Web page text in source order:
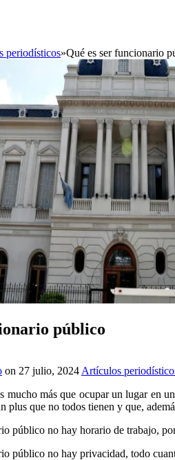
periodísticos»Qué es ser funcionario
público
on 27 julio, 2024 Artículos
mucho más que ocupar un lugar en
plus que no todos tienen y que,
público no hay horario de trabajo,
público no hay privacidad, todo